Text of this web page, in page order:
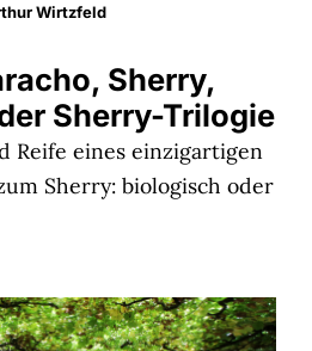
Wirtzfeld
Sherry,
Sherry-Trilogie
Reife eines einzigartigen
Sherry: biologisch oder